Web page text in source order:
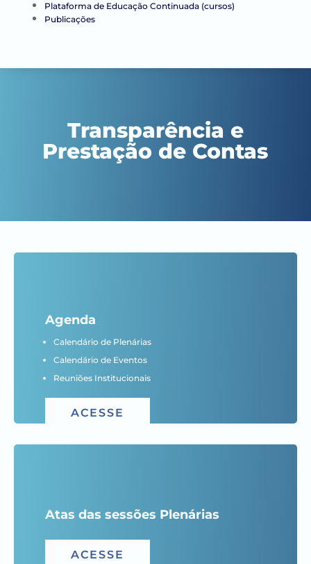
Plataforma de Educação Continuada (cursos)
Publicações
Transparência e
Prestação de Contas
Agenda
Calendário de Plenárias
Calendário de Eventos
Reuniões Institucionais
ACESSE
Atas das sessões Plenárias
ACESSE